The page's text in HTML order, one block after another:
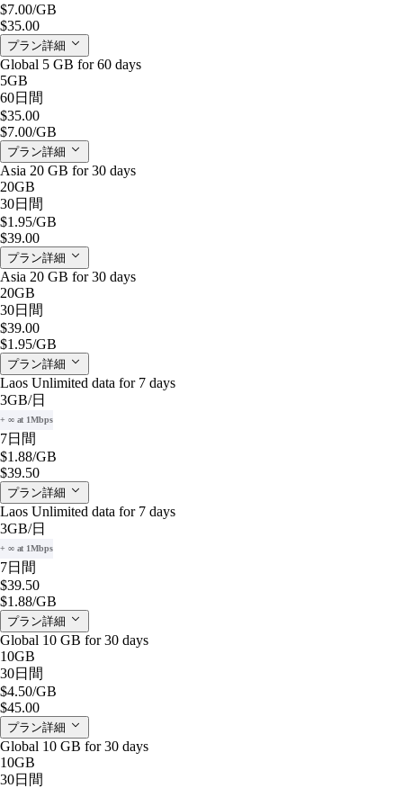
$7.00/GB
$35.00
プラン詳細
Global 5 GB for 60 days
5GB
60日間
$35.00
$7.00/GB
プラン詳細
Asia 20 GB for 30 days
20GB
30日間
$1.95/GB
$39.00
プラン詳細
Asia 20 GB for 30 days
20GB
30日間
$39.00
$1.95/GB
プラン詳細
Laos Unlimited data for 7 days
3GB/日
+ ∞ at 1Mbps
7日間
$1.88/GB
$39.50
プラン詳細
Laos Unlimited data for 7 days
3GB/日
+ ∞ at 1Mbps
7日間
$39.50
$1.88/GB
プラン詳細
Global 10 GB for 30 days
10GB
30日間
$4.50/GB
$45.00
プラン詳細
Global 10 GB for 30 days
10GB
30日間